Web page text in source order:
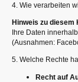
4. Wie verarbeiten
Hinweis zu diesem
Ihre Daten
(Ausnahmen:
5. Welche Rechte
Recht auf